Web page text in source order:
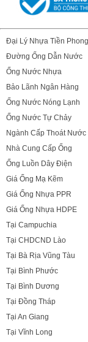
Đại Lý Nhựa Tiền Phong
Đường Ống Dẫn Nước
Ống Nước Nhựa
Bảo Lãnh Ngân Hàng
Ống Nước Nóng Lạnh
Ống Nước Tự Chảy
Ngành Cấp Thoát Nước
Nhà Cung Cấp Ống
Ống Luồn Dây Điện
Giá Ống Mạ Kẽm
Giá Ống Nhựa PPR
Giá Ống Nhựa HDPE
Tại Campuchia
Tại CHDCND Lào
Tại Bà Rịa Vũng Tàu
Tại Bình Phước
Tại Bình Dương
Tại Đồng Tháp
Tại An Giang
Tại Vĩnh Long